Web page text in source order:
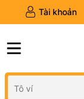
Tài khoản